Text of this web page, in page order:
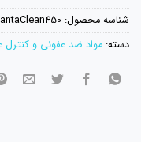
محصول:BantaClean450
مواد ضد عفونی و کنترل